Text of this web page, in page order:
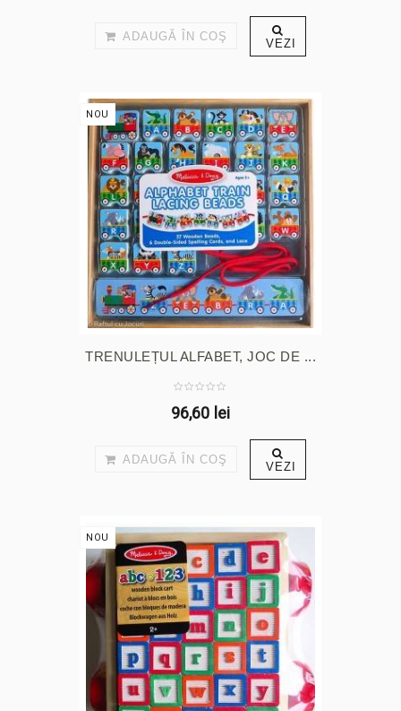
ADAUGĂ ÎN COŞ VEZI
NOU
TRENULEȚUL ALFABET, JOC DE ...
96,60 lei
ADAUGĂ ÎN COŞ VEZI
NOU